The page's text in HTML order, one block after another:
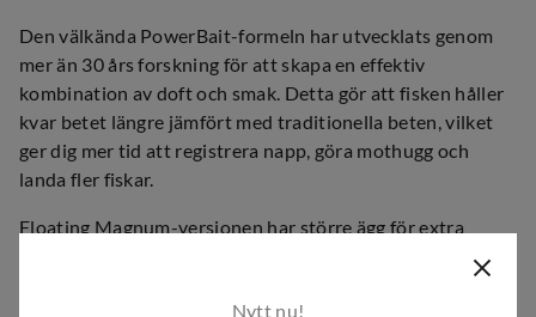
Den välkända PowerBait-formeln har utvecklats genom
mer än 30 års forskning för att skapa en effektiv
kombination av doft och smak. Detta gör att fisken håller
kvar betet längre jämfört med traditionella beten, vilket
ger dig mer tid att registrera napp, göra mothugg och
landa fler fiskar.
Floating Magnum-versionen har större ägg för extra
synlighet och lockeffekt, vilket gör den särskilt effektiv i
Nytt nu!